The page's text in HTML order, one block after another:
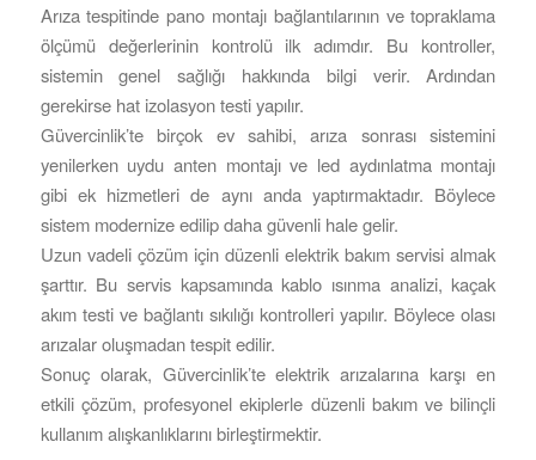
Arıza tespitinde pano montajı bağlantılarının ve topraklama
ölçümü değerlerinin kontrolü ilk adımdır. Bu kontroller,
sistemin genel sağlığı hakkında bilgi verir. Ardından
gerekirse hat izolasyon testi yapılır.
Güvercinlik’te birçok ev sahibi, arıza sonrası sistemini
yenilerken uydu anten montajı ve led aydınlatma montajı
gibi ek hizmetleri de aynı anda yaptırmaktadır. Böylece
sistem modernize edilip daha güvenli hale gelir.
Uzun vadeli çözüm için düzenli elektrik bakım servisi almak
şarttır. Bu servis kapsamında kablo ısınma analizi, kaçak
akım testi ve bağlantı sıkılığı kontrolleri yapılır. Böylece olası
arızalar oluşmadan tespit edilir.
Sonuç olarak, Güvercinlik’te elektrik arızalarına karşı en
etkili çözüm, profesyonel ekiplerle düzenli bakım ve bilinçli
kullanım alışkanlıklarını birleştirmektir.